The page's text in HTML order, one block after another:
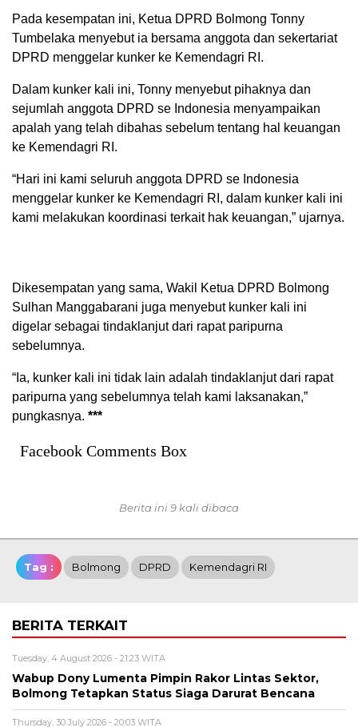
Pada kesempatan ini, Ketua DPRD Bolmong Tonny
Tumbelaka menyebut ia bersama anggota dan sekertariat
DPRD menggelar kunker ke Kemendagri RI.
Dalam kunker kali ini, Tonny menyebut pihaknya dan
sejumlah anggota DPRD se Indonesia menyampaikan
apalah yang telah dibahas sebelum tentang hal keuangan
ke Kemendagri RI.
“Hari ini kami seluruh anggota DPRD se Indonesia
menggelar kunker ke Kemendagri RI, dalam kunker kali ini
kami melakukan koordinasi terkait hak keuangan,” ujarnya.
Dikesempatan yang sama, Wakil Ketua DPRD Bolmong
Sulhan Manggabarani juga menyebut kunker kali ini
digelar sebagai tindaklanjut dari rapat paripurna
sebelumnya.
“Ia, kunker kali ini tidak lain adalah tindaklanjut dari rapat
paripurna yang sebelumnya telah kami laksanakan,”
pungkasnya. ***
Facebook Comments Box
Berita ini 9 kali dibaca
Tag : Bolmong DPRD Kemendagri RI
BERITA TERKAIT
Tuesday, 4 August 2026 - 21:23 WITA
Wabup Dony Lumenta Pimpin Rakor Lintas Sektor,
Bolmong Tetapkan Status Siaga Darurat Bencana
Thursday, 30 July 2026 - 20:03 WITA